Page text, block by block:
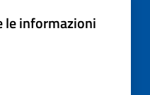
le informazioni